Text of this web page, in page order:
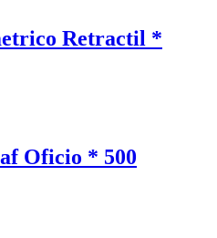
Retractil *
Oficio * 500